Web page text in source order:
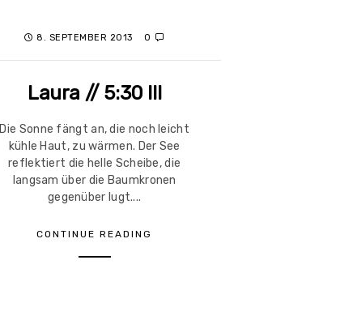
8. SEPTEMBER 2013 0
Laura // 5:30 III
Die Sonne fängt an, die noch leicht
kühle Haut, zu wärmen. Der See
reflektiert die helle Scheibe, die
langsam über die Baumkronen
gegenüber lugt....
CONTINUE READING